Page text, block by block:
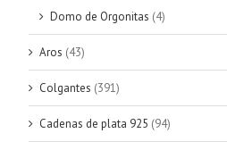
Domo de Orgonitas (4)
Aros (43)
Colgantes (391)
Cadenas de plata 925 (94)